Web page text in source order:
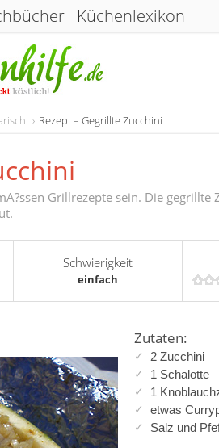
Küchenlexikon
Rezept – Gegrillte Zucchini
Grillrezepte sein. Die gegrillte
Schwierigkeit
einfach
Zutaten:
2 Zucchini
1 Schalotte
1
etwas
Salz und